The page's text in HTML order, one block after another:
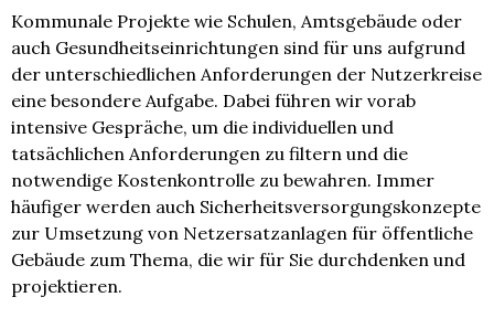
Kommunale Projekte wie Schulen, Amtsgebäude oder
auch Gesundheitseinrichtungen sind für uns aufgrund
der unterschiedlichen Anforderungen der Nutzerkreise
eine besondere Aufgabe. Dabei führen wir vorab
intensive Gespräche, um die individuellen und
tatsächlichen Anforderungen zu filtern und die
notwendige Kostenkontrolle zu bewahren. Immer
häufiger werden auch Sicherheitsversorgungskonzepte
zur Umsetzung von Netzersatzanlagen für öffentliche
Gebäude zum Thema, die wir für Sie durchdenken und
projektieren.